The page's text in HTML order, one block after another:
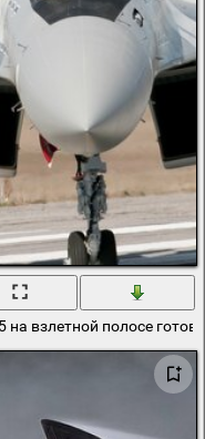
30 мки
на взлетной полосе